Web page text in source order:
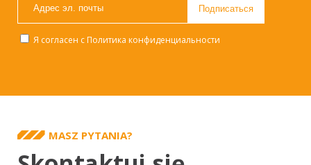
Я согласен с Политика конфиденциальности
MASZ PYTANIA?